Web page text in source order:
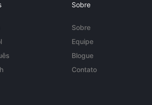
Sobre
Sobre
Equipe
Blogue
Contato